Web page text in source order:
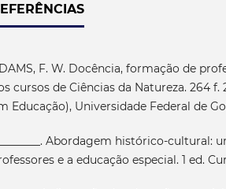
F. W. Docência, formação de
cursos de Ciências da Natureza. 264 f.
Educação), Universidade Federal de
Abordagem histórico-cultural:
e a educação especial. 1 ed.